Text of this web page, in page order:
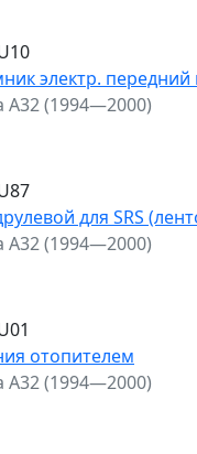
электр.
A32 (1994—2000)
для SRS
A32 (1994—2000)
отопителем
A32 (1994—2000)